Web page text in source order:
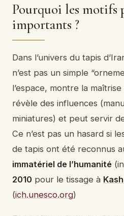
Pourquoi les motifs
importants ?
Dans l’univers du tapis
n’est pas un simple
l’espace, montre la
révèle des influences
miniatures) et peut servir
Ce n’est pas un hasard si
de tapis ont été reconnus
immatériel de l’humanité
2010 pour le tissage à
(ich.unesco.org)